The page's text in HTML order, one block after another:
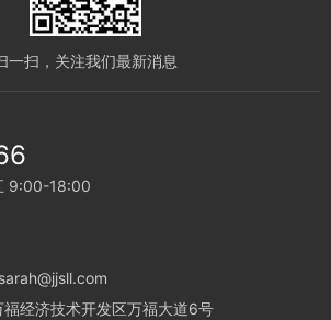
一扫，关注我们最新消息
9:00-18:00
经济技术开发区万福大道6号